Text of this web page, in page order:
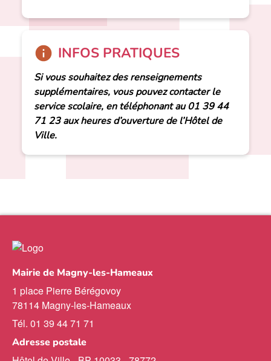
INFOS PRATIQUES
Si vous souhaitez des renseignements
supplémentaires, vous pouvez contacter le
service scolaire, en téléphonant au 01 39 44
71 23 aux heures d’ouverture de l’Hôtel de
Ville.
Mairie de Magny-les-Hameaux
1 place Pierre Bérégovoy
78114 Magny-les-Hameaux
Tél. 01 39 44 71 71
Adresse postale